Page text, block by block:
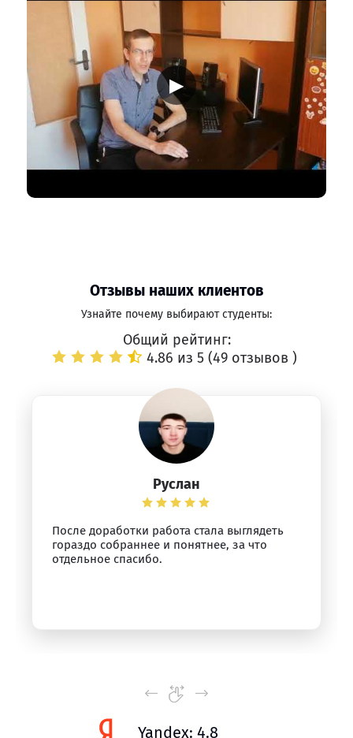
▶
Отзывы наших клиентов
Узнайте почему выбирают студенты:
Общий рейтинг:
4.86 из 5 (49 отзывов )
Руслан
После доработки работа стала выглядеть
гораздо собраннее и понятнее, за что
отдельное спасибо.
Yandex: 4.8